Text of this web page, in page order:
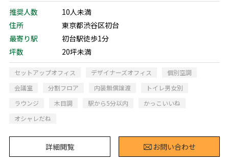
推奨人数
10人未満
住所
東京都渋谷区初台
最寄り駅
初台駅徒歩1分
坪数
20坪未満
セットアップオフィス デザイナーズオフィス
個別空調
会議室
分割フロア 内装無償譲渡
トイレ男女別
ラウンジ
木目調 駅から5分以内
かっこいいね
オシャレだね
詳細閲覧 お問い合わせ